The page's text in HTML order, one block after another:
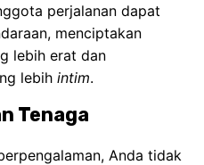
perjalanan dapat
menciptakan
lebih erat dan
lebih intim.
Tenaga
Anda tidak